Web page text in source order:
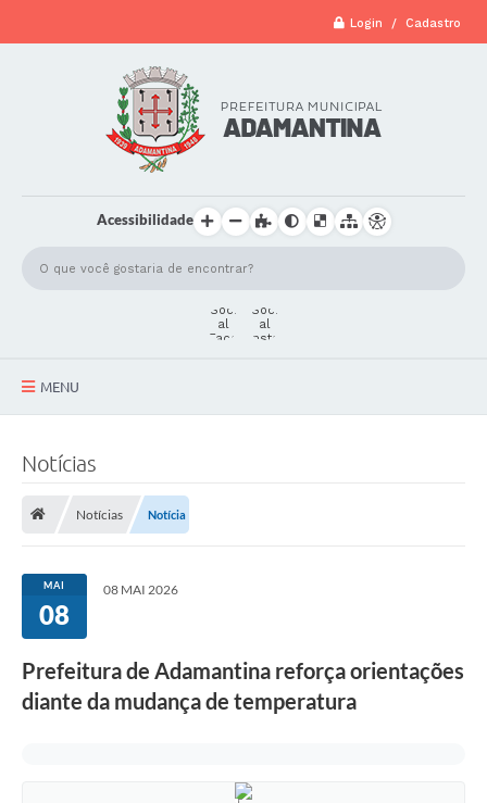
Login / Cadastro
Acessibilidade
MENU
Legislação
Transparência
Cadastros Culturais
Notícias
Notícias Notícia
MAI
08
08 MAI 2026
Prefeitura de Adamantina reforça orientações
diante da mudança de temperatura